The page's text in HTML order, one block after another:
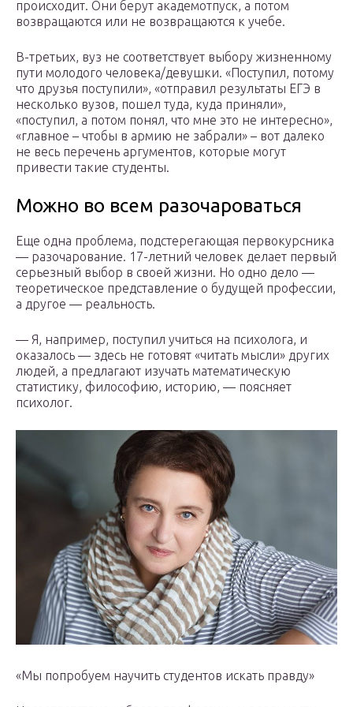
происходит. Они берут академотпуск, а потом
возвращаются или не возвращаются к учебе.
В-третьих, вуз не соответствует выбору жизненному
пути молодого человека/девушки. «Поступил, потому
что друзья поступили», «отправил результаты ЕГЭ в
несколько вузов, пошел туда, куда приняли»,
«поступил, а потом понял, что мне это не интересно»,
«главное – чтобы в армию не забрали» – вот далеко
не весь перечень аргументов, которые могут
привести такие студенты.
Можно во всем разочароваться
Еще одна проблема, подстерегающая первокурсника
— разочарование. 17-летний человек делает первый
серьезный выбор в своей жизни. Но одно дело —
теоретическое представление о будущей профессии,
а другое — реальность.
— Я, например, поступил учиться на психолога, и
оказалось — здесь не готовят «читать мысли» других
людей, а предлагают изучать математическую
статистику, философию, историю, — поясняет
психолог.
«Мы попробуем научить студентов искать правду»